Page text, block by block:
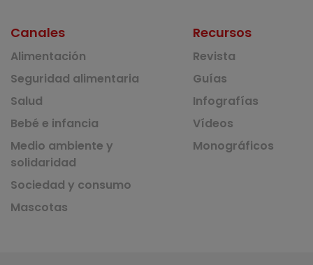
Canales
Alimentación
Seguridad alimentaria
Salud
Bebé e infancia
Medio ambiente y
solidaridad
Sociedad y consumo
Mascotas
Recursos
Revista
Guías
Infografías
Vídeos
Monográficos